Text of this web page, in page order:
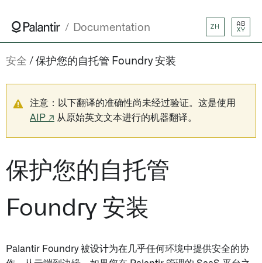
Documentation ZH
AB
XY
安全 保护您的自托管 Foundry 安装
注意：以下翻译的准确性尚未经过验证。这是使用
AIP ↗ 从原始英文文本进行的机器翻译。
保护您的自托管
Foundry 安装
Palantir Foundry 被设计为在几乎任何环境中提供安全的协